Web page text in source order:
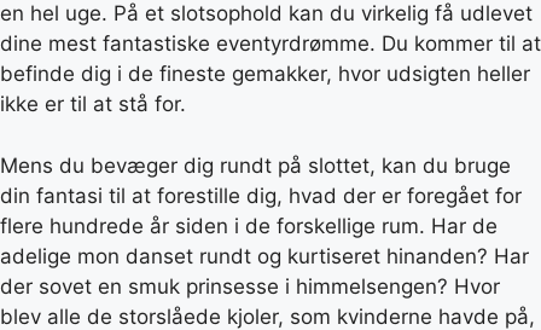
en hel uge. På et slotsophold kan du virkelig få udlevet
dine mest fantastiske eventyrdrømme. Du kommer til at
befinde dig i de fineste gemakker, hvor udsigten heller
ikke er til at stå for.
Mens du bevæger dig rundt på slottet, kan du bruge
din fantasi til at forestille dig, hvad der er foregået for
flere hundrede år siden i de forskellige rum. Har de
adelige mon danset rundt og kurtiseret hinanden? Har
der sovet en smuk prinsesse i himmelsengen? Hvor
blev alle de storslåede kjoler, som kvinderne havde på,